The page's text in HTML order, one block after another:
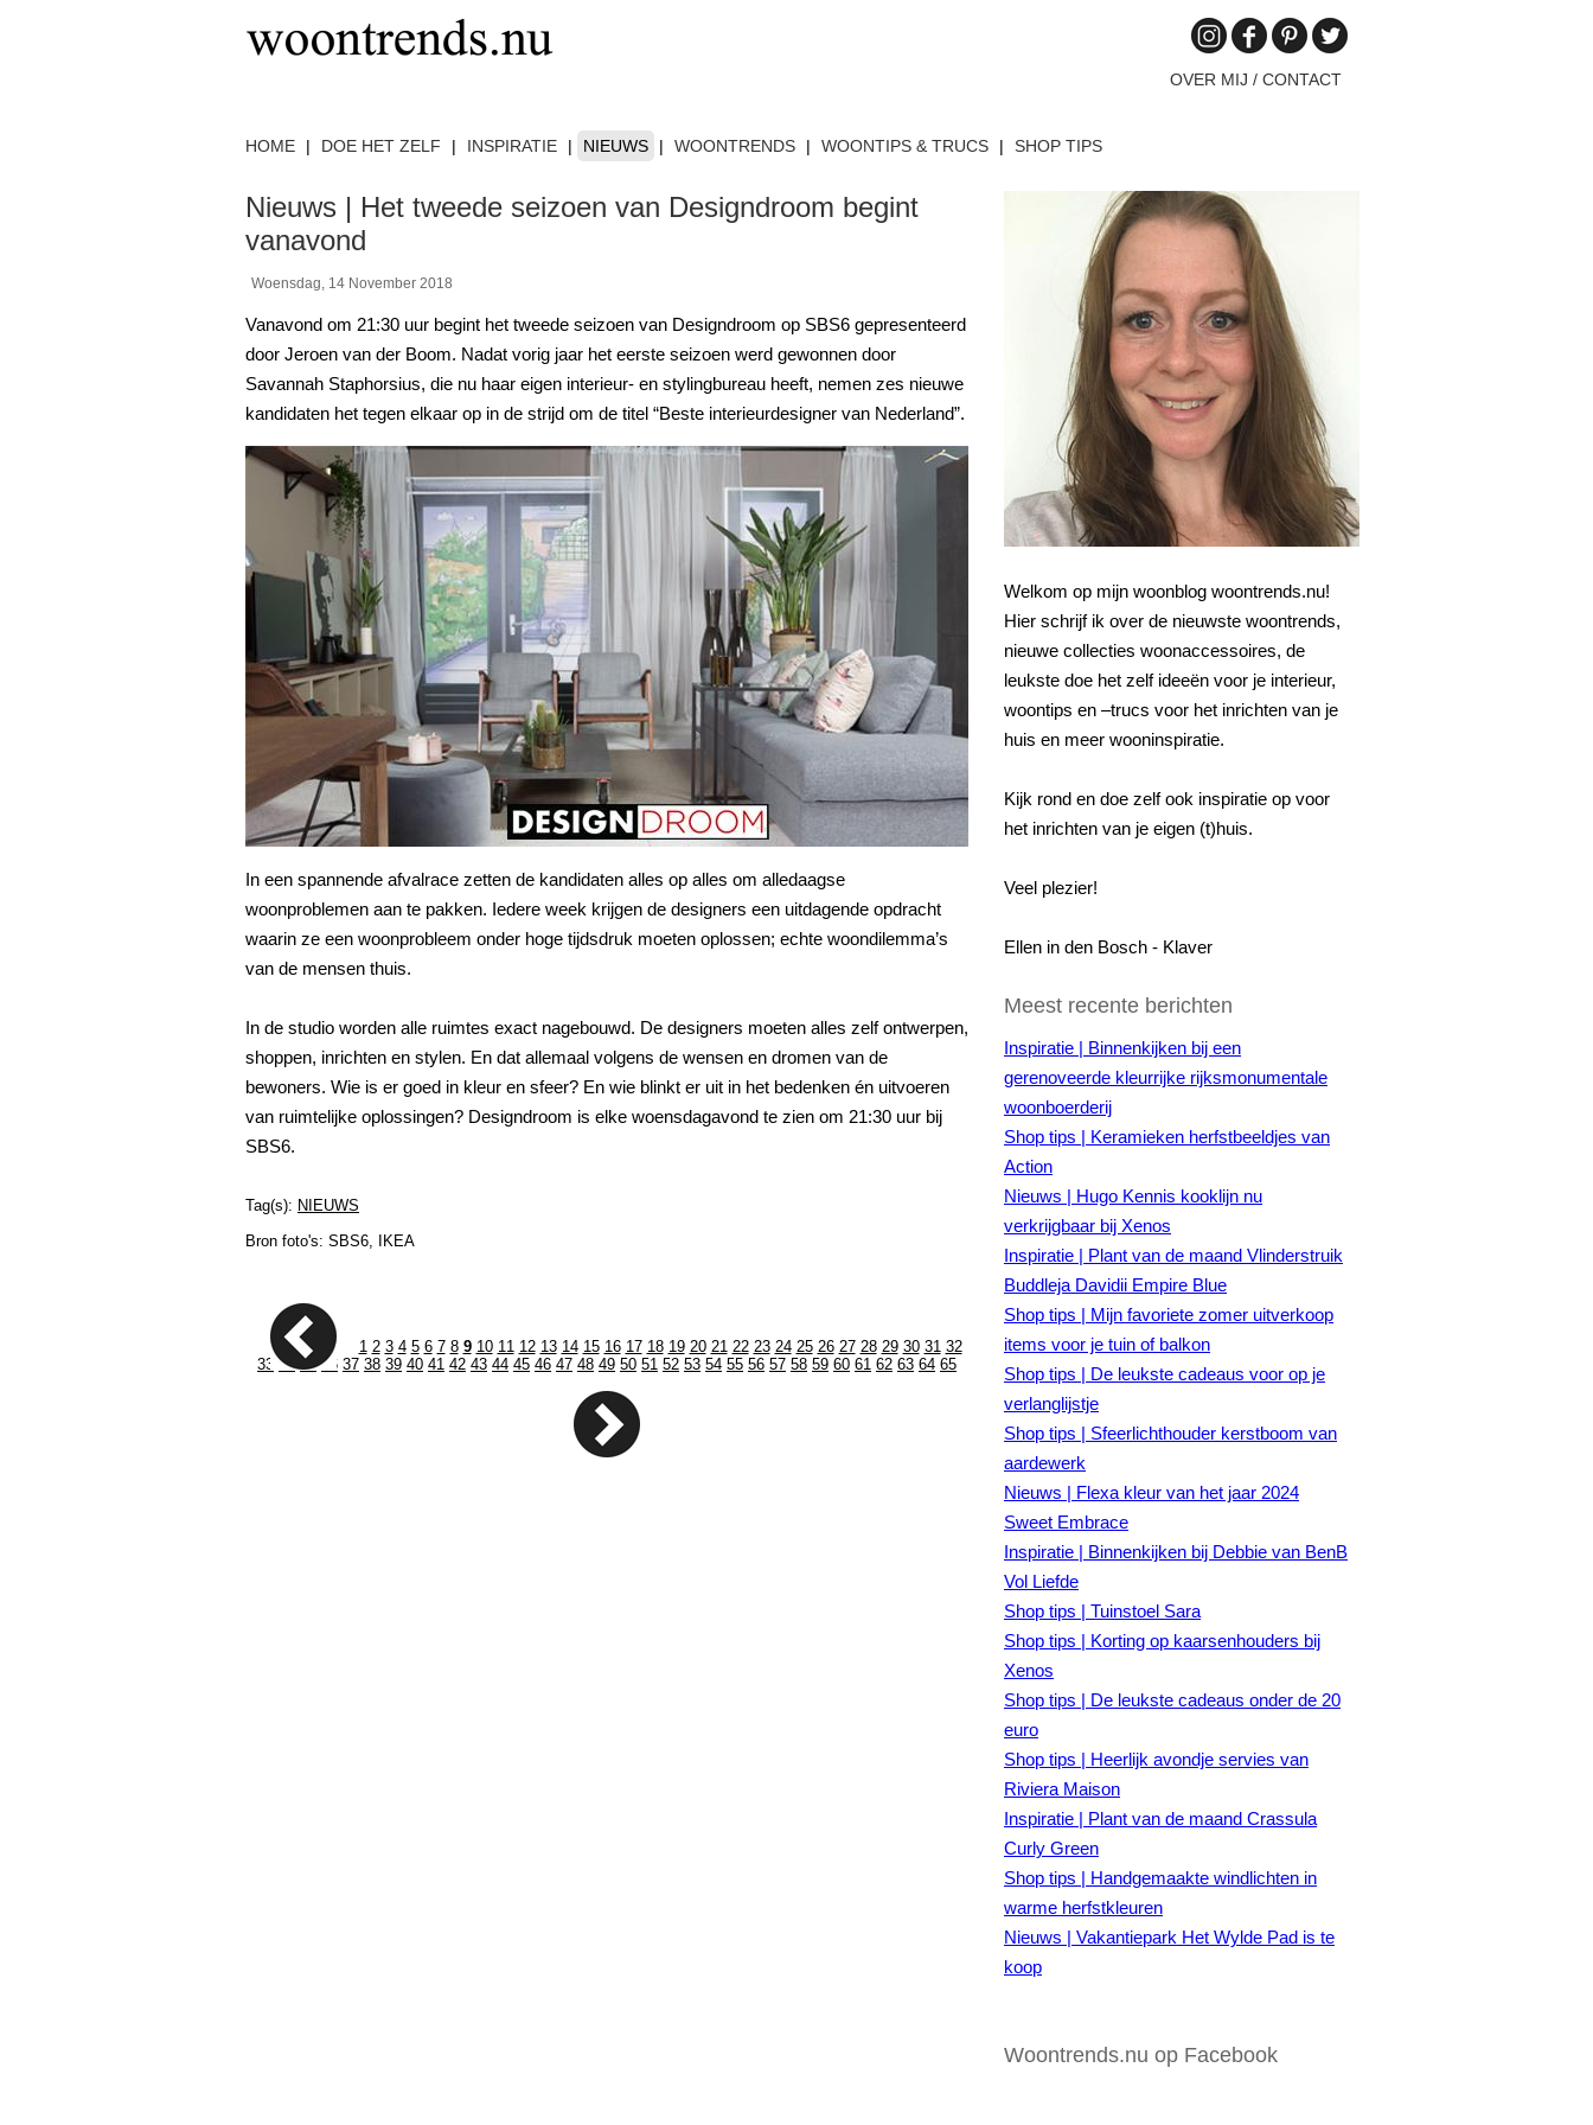
OVER MIJ / CONTACT
HOME | DOE HET ZELF | INSPIRATIE | NIEUWS | WOONTRENDS | WOONTIPS & TRUCS | SHOP TIPS
Nieuws | Het tweede seizoen van Designdroom begint
vanavond
Woensdag, 14 November 2018
Vanavond om 21:30 uur begint het tweede seizoen van Designdroom op SBS6 gepresenteerd
door Jeroen van der Boom. Nadat vorig jaar het eerste seizoen werd gewonnen door
Savannah Staphorsius, die nu haar eigen interieur- en stylingbureau heeft, nemen zes nieuwe
kandidaten het tegen elkaar op in de strijd om de titel “Beste interieurdesigner van Nederland”.
In een spannende afvalrace zetten de kandidaten alles op alles om alledaagse
woonproblemen aan te pakken. Iedere week krijgen de designers een uitdagende opdracht
waarin ze een woonprobleem onder hoge tijdsdruk moeten oplossen; echte woondilemma’s
van de mensen thuis.
In de studio worden alle ruimtes exact nagebouwd. De designers moeten alles zelf ontwerpen,
shoppen, inrichten en stylen. En dat allemaal volgens de wensen en dromen van de
bewoners. Wie is er goed in kleur en sfeer? En wie blinkt er uit in het bedenken én uitvoeren
van ruimtelijke oplossingen? Designdroom is elke woensdagavond te zien om 21:30 uur bij
SBS6.
Tag(s): NIEUWS
Bron foto's: SBS6, IKEA
1 2 3 4 5 6 7 8 9 10 11 12 13 14 15 16 17 18 19 20 21 22 23 24 25 26 27 28 29 30 31 32
33 34 35 36 37 38 39 40 41 42 43 44 45 46 47 48 49 50 51 52 53 54 55 56 57 58 59 60 61 62 63 64 65
Welkom op mijn woonblog woontrends.nu!
Hier schrijf ik over de nieuwste woontrends,
nieuwe collecties woonaccessoires, de
leukste doe het zelf ideeën voor je interieur,
woontips en –trucs voor het inrichten van je
huis en meer wooninspiratie.
Kijk rond en doe zelf ook inspiratie op voor
het inrichten van je eigen (t)huis.
Veel plezier!
Ellen in den Bosch - Klaver
Meest recente berichten
Inspiratie | Binnenkijken bij een
gerenoveerde kleurrijke rijksmonumentale
woonboerderij
Shop tips | Keramieken herfstbeeldjes van
Action
Nieuws | Hugo Kennis kooklijn nu
verkrijgbaar bij Xenos
Inspiratie | Plant van de maand Vlinderstruik
Buddleja Davidii Empire Blue
Shop tips | Mijn favoriete zomer uitverkoop
items voor je tuin of balkon
Shop tips | De leukste cadeaus voor op je
verlanglijstje
Shop tips | Sfeerlichthouder kerstboom van
aardewerk
Nieuws | Flexa kleur van het jaar 2024
Sweet Embrace
Inspiratie | Binnenkijken bij Debbie van BenB
Vol Liefde
Shop tips | Tuinstoel Sara
Shop tips | Korting op kaarsenhouders bij
Xenos
Shop tips | De leukste cadeaus onder de 20
euro
Shop tips | Heerlijk avondje servies van
Riviera Maison
Inspiratie | Plant van de maand Crassula
Curly Green
Shop tips | Handgemaakte windlichten in
warme herfstkleuren
Nieuws | Vakantiepark Het Wylde Pad is te
koop
Woontrends.nu op Facebook